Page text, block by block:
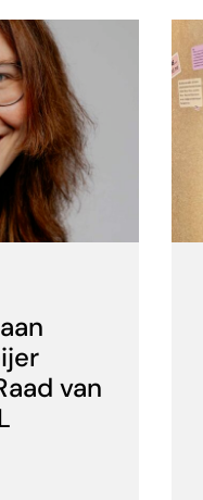
van